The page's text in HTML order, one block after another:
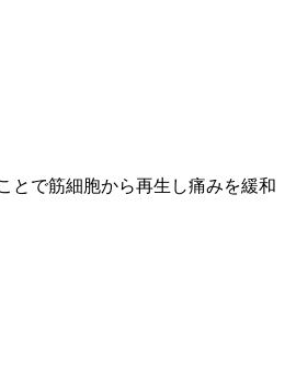
とで筋細胞から再生し痛みを緩和